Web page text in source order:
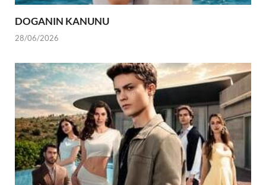
DOGANIN KANUNU
28/06/2026